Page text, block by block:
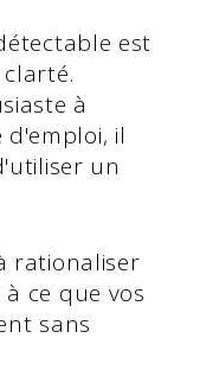
est
à
il
un
rationaliser
ce que vos
sans